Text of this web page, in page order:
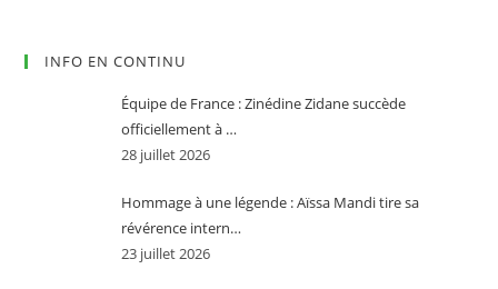
INFO EN CONTINU
Équipe de France : Zinédine Zidane succède
officiellement à …
28 juillet 2026
Hommage à une légende : Aïssa Mandi tire sa
révérence intern…
23 juillet 2026